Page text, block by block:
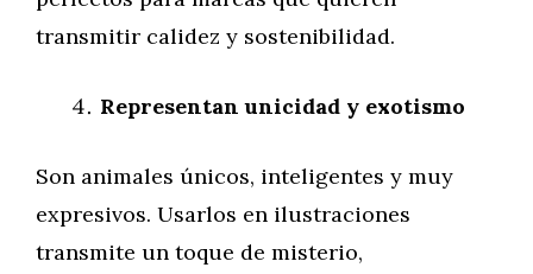
transmitir calidez y sostenibilidad.
Representan unicidad y exotismo
Son animales únicos, inteligentes y muy
expresivos. Usarlos en ilustraciones
transmite un toque de misterio,